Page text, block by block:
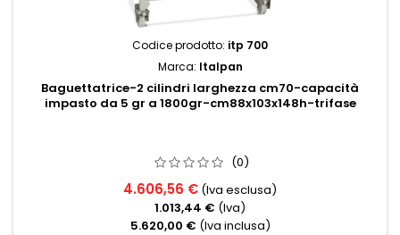
Codice prodotto: itp 700
Marca: Italpan
Baguettatrice-2 cilindri larghezza cm70-capacità
impasto da 5 gr a 1800gr-cm88x103x148h-trifase
(0)
4.606,56 € (Iva esclusa)
1.013,44 € (Iva)
5.620,00 € (Iva inclusa)